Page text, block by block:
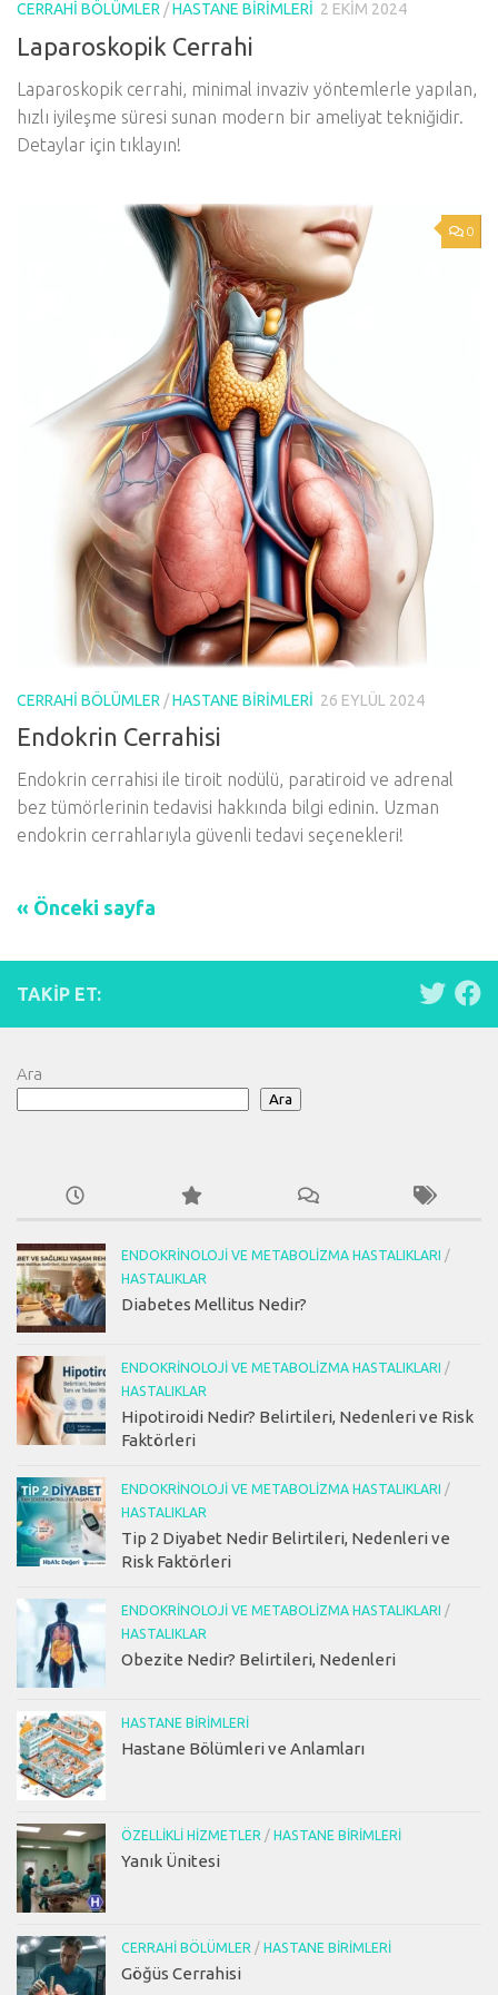
CERRAHI BÖLÜMLER /HASTANE BIRIMLERI 2 EKIM 2024
Laparoskopik Cerrahi
Laparoskopik cerrahi, minimal invaziv yöntemlerle yapılan,
hızlı iyileşme süresi sunan modern bir ameliyat tekniğidir.
Detaylar için tıklayın!
0
CERRAHI BÖLÜMLER /HASTANE BIRIMLERI 26 EYLÜL 2024
Endokrin Cerrahisi
Endokrin cerrahisi ile tiroit nodülü, paratiroid ve adrenal
bez tümörlerinin tedavisi hakkında bilgi edinin. Uzman
endokrin cerrahlarıyla güvenli tedavi seçenekleri!
« Önceki sayfa
TAKIP ET:
Ara
Ara
ENDOKRINOLOJI VE METABOLIZMA HASTALIKLARI /
HASTALIKLAR
Diabetes Mellitus Nedir?
ENDOKRINOLOJI VE METABOLIZMA HASTALIKLARI /
HASTALIKLAR
Hipotiroidi Nedir? Belirtileri, Nedenleri ve Risk
Faktörleri
ENDOKRINOLOJI VE METABOLIZMA HASTALIKLARI /
HASTALIKLAR
Tip 2 Diyabet Nedir Belirtileri, Nedenleri ve
Risk Faktörleri
ENDOKRINOLOJI VE METABOLIZMA HASTALIKLARI /
HASTALIKLAR
Obezite Nedir? Belirtileri, Nedenleri
HASTANE BIRIMLERI
Hastane Bölümleri ve Anlamları
ÖZELLIKLI HIZMETLER / HASTANE BIRIMLERI
Yanık Ünitesi
CERRAHI BÖLÜMLER / HASTANE BIRIMLERI
Göğüs Cerrahisi